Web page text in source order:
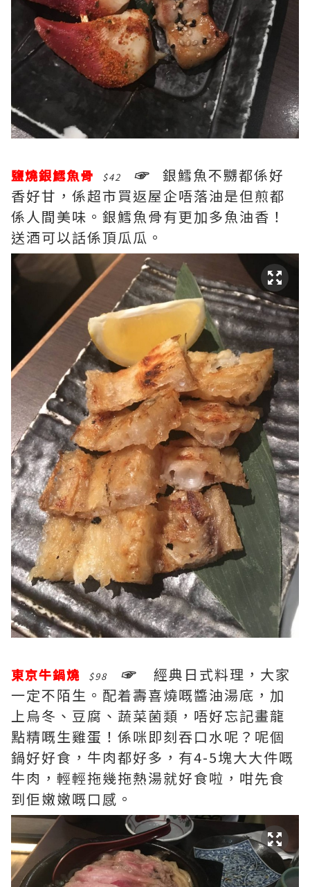
鹽燒銀鱈魚骨 $42 ☞
銀鱈魚不嬲都係好
香好甘，係超市買返屋企唔落油是但煎都
係人間美味。銀鱈魚骨有更加多魚油香！
送酒可以話係頂瓜瓜。
東京牛鍋燒 $98 ☞
經典日式料理，大家
一定不陌生。配着壽喜燒嘅醬油湯底，加
上烏冬、豆腐、蔬菜菌類，唔好忘記畫龍
點精嘅生雞蛋！係咪即刻吞口水呢？呢個
鍋好好食，牛肉都好多，有4-5塊大大件嘅
牛肉，輕輕拖幾拖熱湯就好食啦，咁先食
到佢嫩嫩嘅口感。